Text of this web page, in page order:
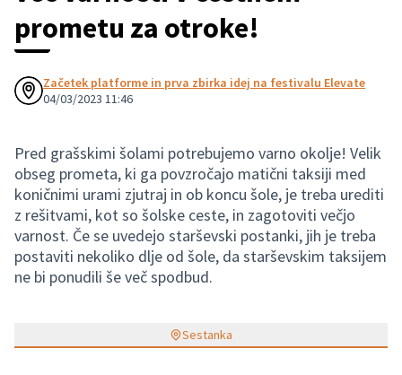
prometu za otroke!
Začetek platforme in prva zbirka idej na festivalu Elevate
04/03/2023 11:46
Pred grašskimi šolami potrebujemo varno okolje! Velik
obseg prometa, ki ga povzročajo matični taksiji med
koničnimi urami zjutraj in ob koncu šole, je treba urediti
z rešitvami, kot so šolske ceste, in zagotoviti večjo
varnost. Če se uvedejo starševski postanki, jih je treba
postaviti nekoliko dlje od šole, da starševskim taksijem
ne bi ponudili še več spodbud.
Sestanka